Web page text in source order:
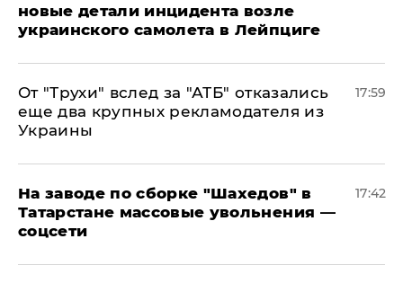
новые детали инцидента возле
украинского самолета в Лейпциге
От "Трухи" вслед за "АТБ" отказались
еще два крупных рекламодателя из
Украины
17:59
На заводе по сборке "Шахедов" в
Татарстане массовые увольнения —
соцсети
17:42